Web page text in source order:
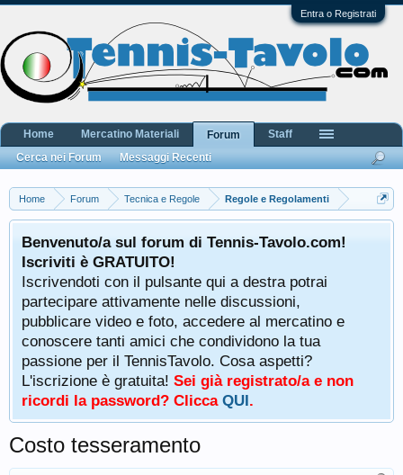
Entra o Registrati
Home Forum Tecnica e Regole Regole e Regolamenti
Benvenuto/a sul forum di Tennis-Tavolo.com!
Iscriviti è GRATUITO!
Iscrivendoti con il pulsante qui a destra potrai
partecipare attivamente nelle discussioni,
pubblicare video e foto, accedere al mercatino e
conoscere tanti amici che condividono la tua
passione per il TennisTavolo. Cosa aspetti?
L'iscrizione è gratuita! Sei già registrato/a e non
ricordi la password? Clicca QUI.
Costo tesseramento
Home Mercatino Materiali
Forum
Cerca nei Forum
Messaggi Recenti
Staff